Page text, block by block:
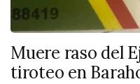
Muere raso del
tiroteo en